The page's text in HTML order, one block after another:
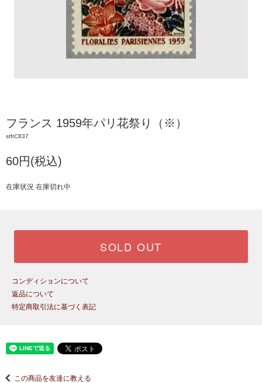
フランス 1959年パリ花祭り（※）
stfrC837
60円(税込)
在庫状況 在庫切れ中
SOLD OUT
コンディションについて
返品について
特定商取引法に基づく表記
この商品を友達に教える